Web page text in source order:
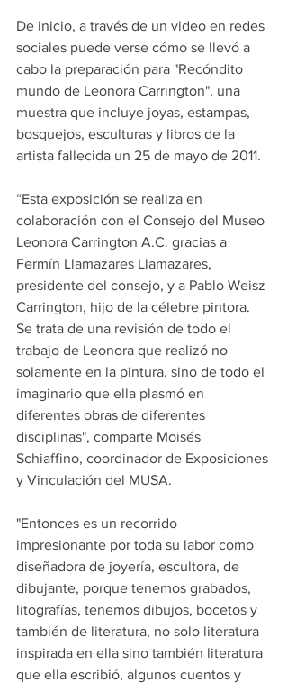
De inicio, a través de un video en redes
sociales puede verse cómo se llevó a
cabo la preparación para "Recóndito
mundo de Leonora Carrington", una
muestra que incluye joyas, estampas,
bosquejos, esculturas y libros de la
artista fallecida un 25 de mayo de 2011.
“Esta exposición se realiza en
colaboración con el Consejo del Museo
Leonora Carrington A.C. gracias a
Fermín Llamazares Llamazares,
presidente del consejo, y a Pablo Weisz
Carrington, hijo de la célebre pintora.
Se trata de una revisión de todo el
trabajo de Leonora que realizó no
solamente en la pintura, sino de todo el
imaginario que ella plasmó en
diferentes obras de diferentes
disciplinas", comparte Moisés
Schiaffino, coordinador de Exposiciones
y Vinculación del MUSA.
"Entonces es un recorrido
impresionante por toda su labor como
diseñadora de joyería, escultora, de
dibujante, porque tenemos grabados,
litografías, tenemos dibujos, bocetos y
también de literatura, no solo literatura
inspirada en ella sino también literatura
que ella escribió, algunos cuentos y